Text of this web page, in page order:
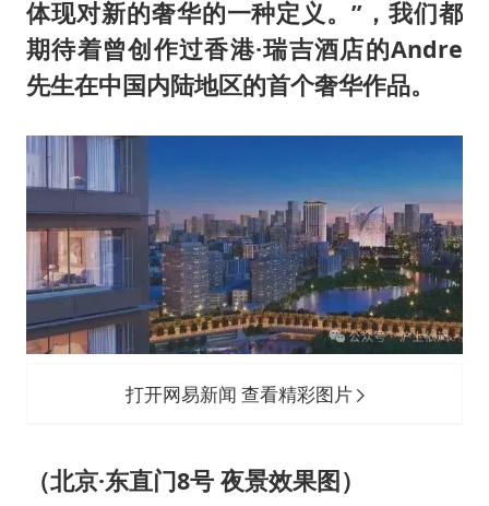
体现对新的奢华的一种定义。”，我们都
期待着曾创作过香港·瑞吉酒店的Andre
先生在中国内陆地区的首个奢华作品。
打开网易新闻 查看精彩图片
（北京·东直门8号 夜景效果图）